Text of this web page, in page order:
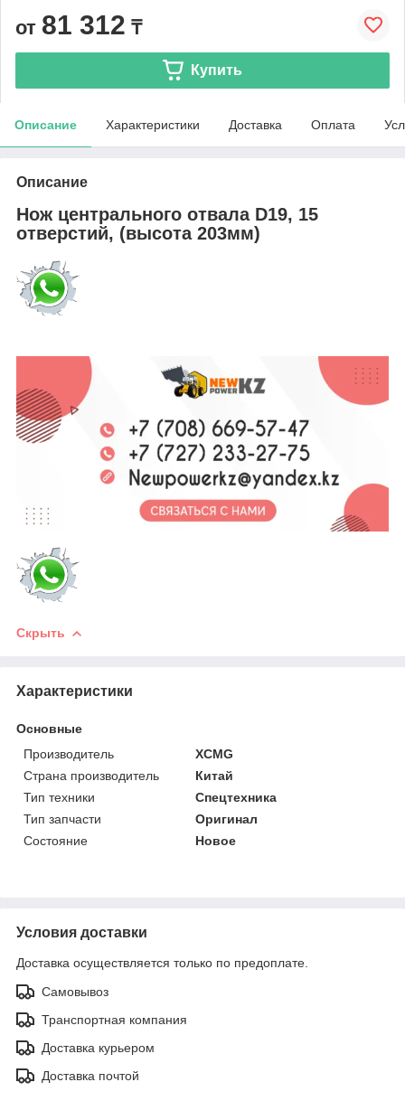
от 81 312 ₸
Купить
Описание Характеристики Доставка Оплата
Описание
Нож центрального отвала D19, 15
отверстий, (высота 203мм)
Скрыть
Характеристики
Основные
Производитель
XCMG
Страна производитель
Китай
Тип техники
Спецтехника
Тип запчасти
Оригинал
Состояние
Новое
Условия доставки
Доставка осуществляется только по предоплате.
Самовывоз
Транспортная компания
Доставка курьером
Доставка почтой